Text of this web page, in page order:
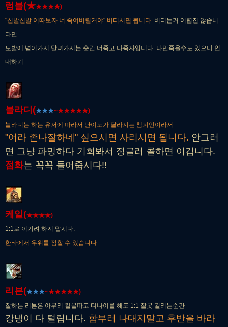
럼블(★★★★★)
"신발신발 이따보자 너 죽여버릴거야" 버티시면 됩니다. 버티는거 어렵진 않습니
다만
도발에 넘어가서 달려가시는 순간 너죽고 나죽자입니다. 나만죽을수도 있으니 인
내하기
블라디(★★★~★★★★★)
블라디는 하는 유저에 따라서 난이도가 달라지는 챔피언이라서
"어라 존나잘하네" 싶으시면 사리시면 됩니다. 안그러
면 그냥 파밍하다 기회봐서 정글러 콜하면 이깁니다.
점화는 꼭꼭 들어줍시다!!
케일(★★★★)
1:1로 이기려 하지 맙시다.
한타에서 우위를 점할 수 있습니다
리븐(★★★~★★★★★)
잘하는 리븐은 아무리 킬을따고 디나이를 해도 1:1 잘못 걸리는순간
강냉이 다 털립니다. 함부러 나대지말고 후반을 바라